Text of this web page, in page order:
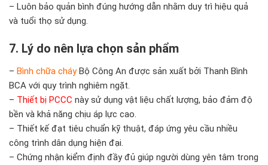
– Luôn bảo quản bình đúng hướng dẫn nhằm duy trì hiệu quả
và tuổi thọ sử dụng.
7. Lý do nên lựa chọn sản phẩm
– Bình chữa cháyBộ Công An được sản xuất bởi Thanh Bình
BCA với quy trình nghiêm ngặt.
– Thiết bị PCCC này sử dụng vật liệu chất lượng, bảo đảm độ
bền và khả năng chịu áp lực cao.
– Thiết kế đạt tiêu chuẩn kỹ thuật, đáp ứng yêu cầu nhiều
công trình dân dụng hiện đại.
– Chứng nhận kiểm định đầy đủ giúp người dùng yên tâm trong